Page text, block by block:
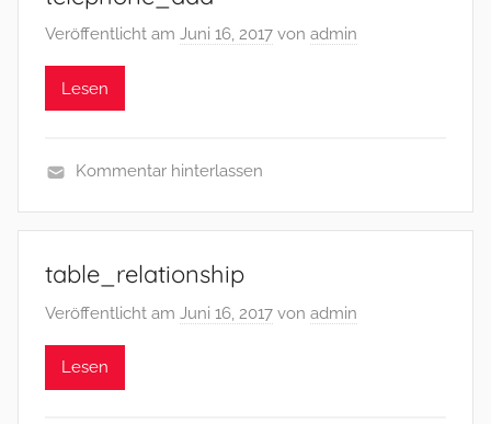
Veröffentlicht am Juni 16, 2017 von admin
Lesen
Kommentar hinterlassen
table_relationship
Veröffentlicht am Juni 16, 2017 von admin
Lesen